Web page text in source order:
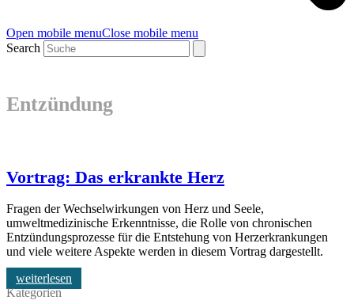
Open mobile menuClose mobile menu
Search
Entzündung
Vortrag: Das erkrankte Herz
Fragen der Wechselwirkungen von Herz und Seele,
umweltmedizinische Erkenntnisse, die Rolle von chronischen
Entzündungsprozesse für die Entstehung von Herzerkrankungen
und viele weitere Aspekte werden in diesem Vortrag dargestellt.
weiterlesen
Kategorien